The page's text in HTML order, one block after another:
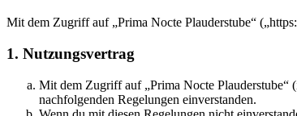
Mit dem Zugriff auf „Prima Nocte Plauderstube“
1. Nutzungsvertrag
Mit dem Zugriff auf „Prima Nocte Plauderstube“
nachfolgenden Regelungen einverstanden.